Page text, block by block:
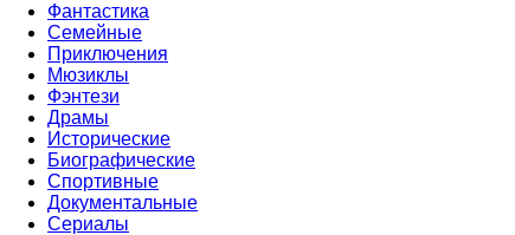
Фантастика
Семейные
Приключения
Мюзиклы
Фэнтези
Драмы
Исторические
Биографические
Спортивные
Документальные
Сериалы